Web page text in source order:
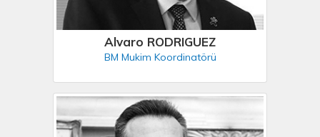
Alvaro RODRIGUEZ
BM Mukim Koordinatörü